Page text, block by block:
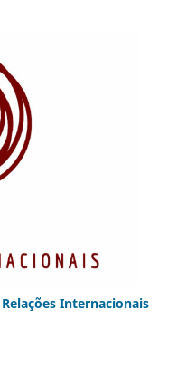
Internacionais